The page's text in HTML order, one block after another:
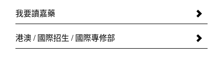
我要讀嘉藥
港澳 / 國際招生 / 國際專修部